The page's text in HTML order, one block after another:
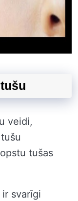
veidi,
tušas
svarīgi